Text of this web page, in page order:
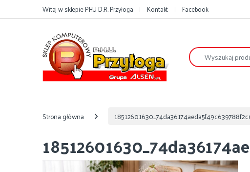
Przejdź do nawigacji
Przejdź do treściWitaj w sklepie PHU D.R. Przyłoga Kontakt Facebook
Szukaj:
Strona główna